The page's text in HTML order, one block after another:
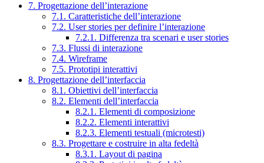
7. Progettazione dell’interazione
7.1. Caratteristiche dell’interazione
7.2. User stories per definire l’interazione
7.2.1. Differenza tra scenari e user stories
7.3. Flussi di interazione
7.4. Wireframe
7.5. Prototipi interattivi
8. Progettazione dell’interfaccia
8.1. Obiettivi dell’interfaccia
8.2. Elementi dell’interfaccia
8.2.1. Elementi di composizione
8.2.2. Elementi interattivi
8.2.3. Elementi testuali (microtesti)
8.3. Progettare e costruire in alta fedeltà
8.3.1. Layout di pagina